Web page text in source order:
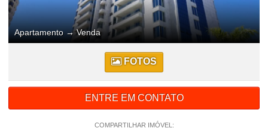
Apartamento→Venda
FOTOS
ENTRE EM CONTATO
COMPARTILHAR IMÓVEL: